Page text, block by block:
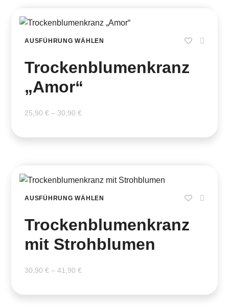
AUSFÜHRUNG WÄHLEN
Trockenblumenkranz
„Amor“
25,90 € – 30,90 €
AUSFÜHRUNG WÄHLEN
Trockenblumenkranz
mit Strohblumen
30,90 € – 41,90 €